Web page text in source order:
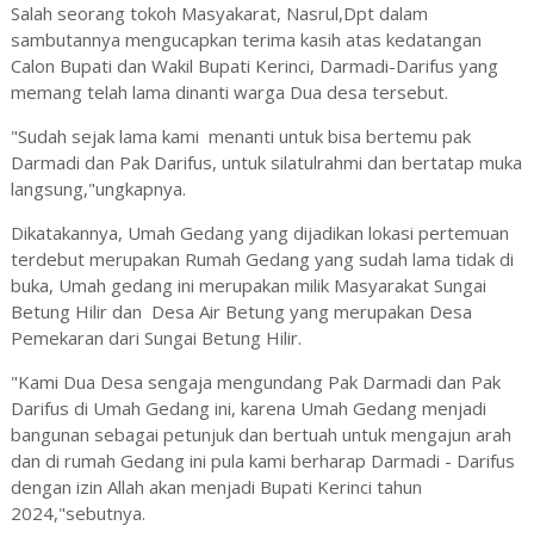
Salah seorang tokoh Masyakarat, Nasrul,Dpt dalam
sambutannya mengucapkan terima kasih atas kedatangan
Calon Bupati dan Wakil Bupati Kerinci, Darmadi-Darifus yang
memang telah lama dinanti warga Dua desa tersebut.
"Sudah sejak lama kami menanti untuk bisa bertemu pak
Darmadi dan Pak Darifus, untuk silatulrahmi dan bertatap muka
langsung,"ungkapnya.
Dikatakannya, Umah Gedang yang dijadikan lokasi pertemuan
terdebut merupakan Rumah Gedang yang sudah lama tidak di
buka, Umah gedang ini merupakan milik Masyarakat Sungai
Betung Hilir dan Desa Air Betung yang merupakan Desa
Pemekaran dari Sungai Betung Hilir.
"Kami Dua Desa sengaja mengundang Pak Darmadi dan Pak
Darifus di Umah Gedang ini, karena Umah Gedang menjadi
bangunan sebagai petunjuk dan bertuah untuk mengajun arah
dan di rumah Gedang ini pula kami berharap Darmadi - Darifus
dengan izin Allah akan menjadi Bupati Kerinci tahun
2024,"sebutnya.